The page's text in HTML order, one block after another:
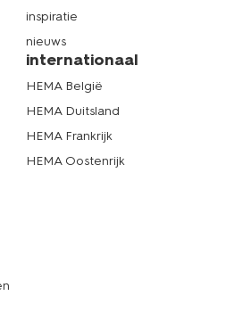
inspiratie
nieuws
internationaal
HEMA België
HEMA Duitsland
HEMA Frankrijk
HEMA Oostenrijk